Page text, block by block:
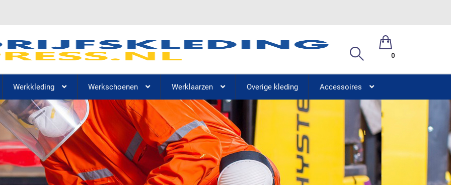
0
Werkkleding Werkschoenen Werklaarzen Overige kleding Accessoires